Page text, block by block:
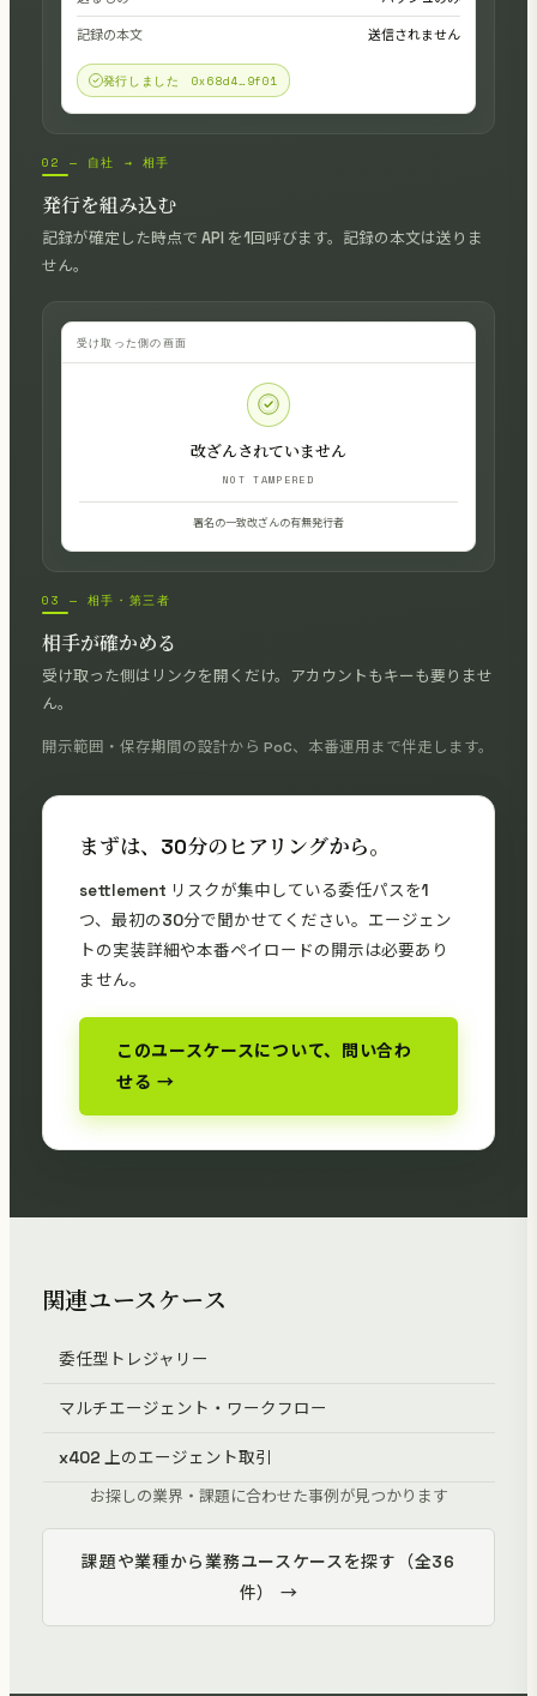
記録の本文 送信されません
発行しました 0x68d4…9f01
02 — 自社 → 相手
発行を組み込む
記録が確定した時点で API を1回呼びます。記録の本文は送りま
せん。
受け取った側の画面
改ざんされていません
NOT TAMPERED
署名の一致改ざんの有無発行者
03 — 相手・第三者
相手が確かめる
受け取った側はリンクを開くだけ。アカウントもキーも要りませ
ん。
開示範囲・保存期間の設計から PoC、本番運用まで伴走します。
まずは、30分のヒアリングから。
settlement リスクが集中している委任パスを1
つ、最初の30分で聞かせてください。エージェン
トの実装詳細や本番ペイロードの開示は必要あり
ません。
このユースケースについて、問い合わ
せる →
関連ユースケース
委任型トレジャリー
マルチエージェント・ワークフロー
x402 上のエージェント取引
お探しの業界・課題に合わせた事例が見つかります
課題や業種から業務ユースケースを探す（全36
件） →